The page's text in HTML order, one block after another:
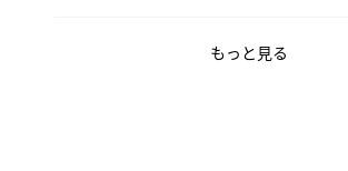
もっと見る